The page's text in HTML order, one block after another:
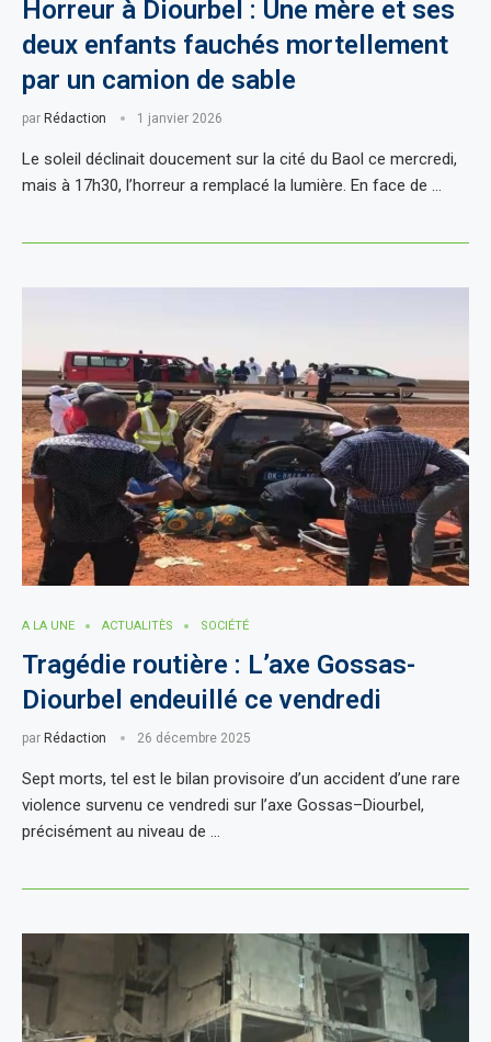
Horreur à Diourbel : Une mère et ses
deux enfants fauchés mortellement
par un camion de sable
par Rédaction 1 janvier 2026
Le soleil déclinait doucement sur la cité du Baol ce mercredi,
mais à 17h30, l’horreur a remplacé la lumière. En face de …
A LA UNE ACTUALITÈS SOCIÉTÉ
Tragédie routière : L’axe Gossas-
Diourbel endeuillé ce vendredi
par Rédaction 26 décembre 2025
Sept morts, tel est le bilan provisoire d’un accident d’une rare
violence survenu ce vendredi sur l’axe Gossas–Diourbel,
précisément au niveau de …